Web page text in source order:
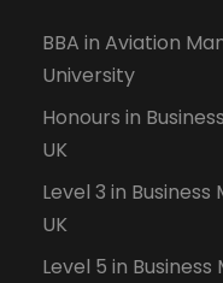
BBA in Aviation
University
Honours in
UK
Level 3 in
UK
Level 5 in